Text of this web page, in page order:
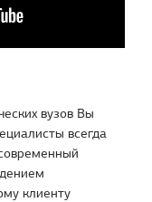
вузов Вы
всегда
клиенту